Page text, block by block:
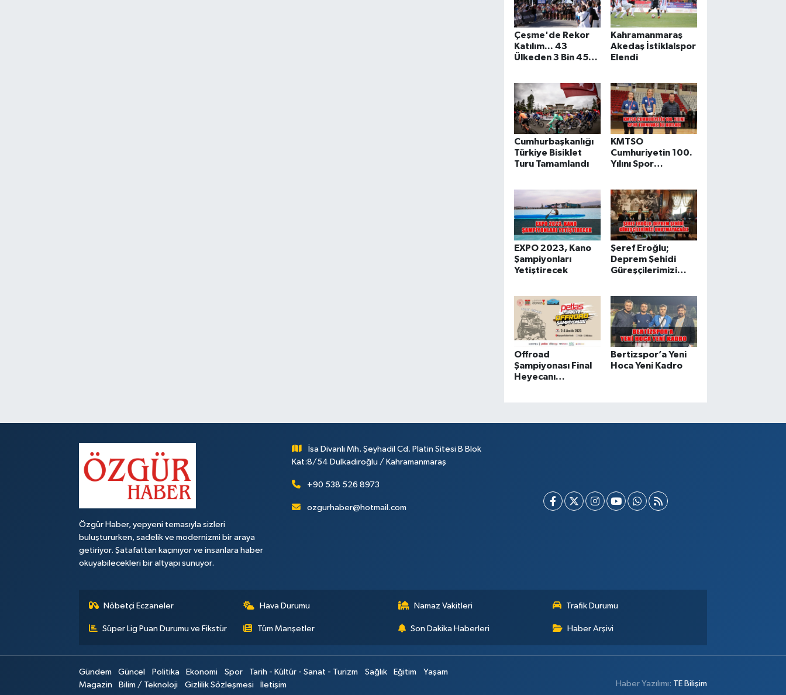
Çeşme'de Rekor
Katılım... 43
Ülkeden 3 Bin 450
Kahramanmaraş
Akedaş İstiklalspor
Elendi
Cumhurbaşkanlığı
Türkiye Bisiklet
Turu Tamamlandı
KMTSO
Cumhuriyetin 100.
Yılını Spor
EXPO 2023, Kano
Şampiyonları
Yetiştirecek
Şeref Eroğlu;
Deprem Şehidi
Güreşçilerimizi
Offroad
Şampiyonası Final
Heyecanı
Bertizspor’a Yeni
Hoca Yeni Kadro
Özgür Haber, yepyeni temasıyla sizleri
buluştururken, sadelik ve modernizmi bir araya
getiriyor. Şatafattan kaçınıyor ve insanlara haber
okuyabilecekleri bir altyapı sunuyor.
İsa Divanlı Mh. Şeyhadil Cd. Platin Sitesi B Blok
Kat:8/54 Dulkadiroğlu / Kahramanmaraş
+90 538 526 8973
ozgurhaber@hotmail.com
Nöbetçi Eczaneler Hava Durumu Namaz Vakitleri Trafik Durumu
Süper Lig Puan Durumu ve Fikstür Tüm Manşetler Son Dakika Haberleri Haber Arşivi
Gündem Güncel Politika Ekonomi Spor Tarih - Kültür - Sanat - Turizm Sağlık Eğitim
Yaşam
Magazin
Bilim / Teknoloji Gizlilik Sözleşmesi İletişim Haber Yazılımı: TE Bilişim